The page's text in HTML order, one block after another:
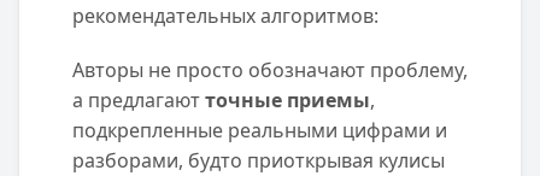
рекомендательных алгоритмов:
Авторы не просто обозначают проблему,
а предлагаютточные приемы,
подкрепленные реальными цифрами и
разборами, будто приоткрывая кулисы